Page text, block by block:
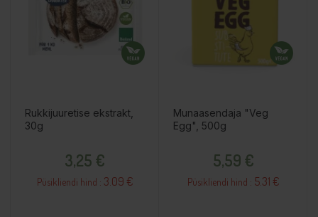
Rukkijuuretise ekstrakt,
30g
3,25 €
Püsikliendi hind : 3.09 €
Munaasendaja "Veg
Egg", 500g
5,59 €
Püsikliendi hind : 5.31 €